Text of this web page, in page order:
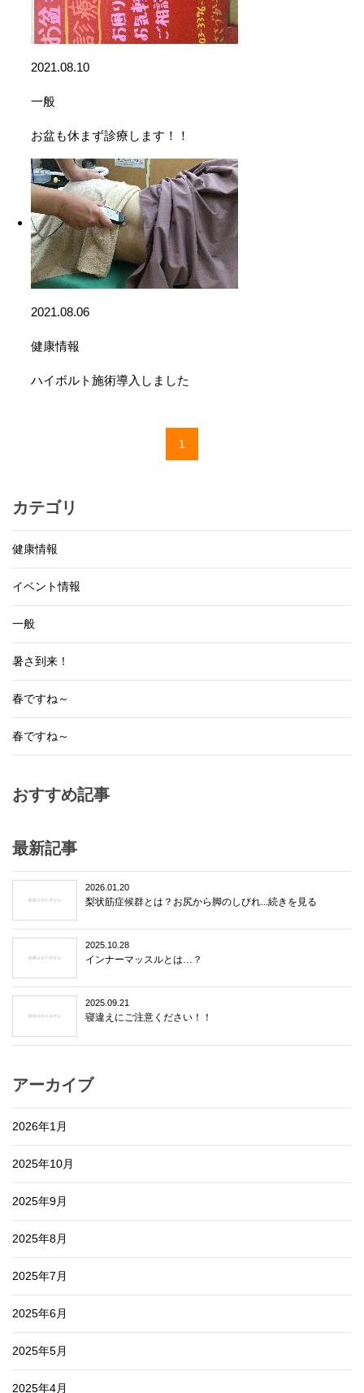
2021.08.10
一般
お盆も休まず診療します！！
2021.08.06
健康情報
ハイボルト施術導入しました
1
カテゴリ
健康情報
イベント情報
一般
暑さ到来！
春ですね～
春ですね～
おすすめ記事
最新記事
2026.01.20
梨状筋症候群とは？お尻から脚のしびれ...続きを見る
2025.10.28
インナーマッスルとは…？
2025.09.21
寝違えにご注意ください！！
アーカイブ
2026年1月
2025年10月
2025年9月
2025年8月
2025年7月
2025年6月
2025年5月
2025年4月